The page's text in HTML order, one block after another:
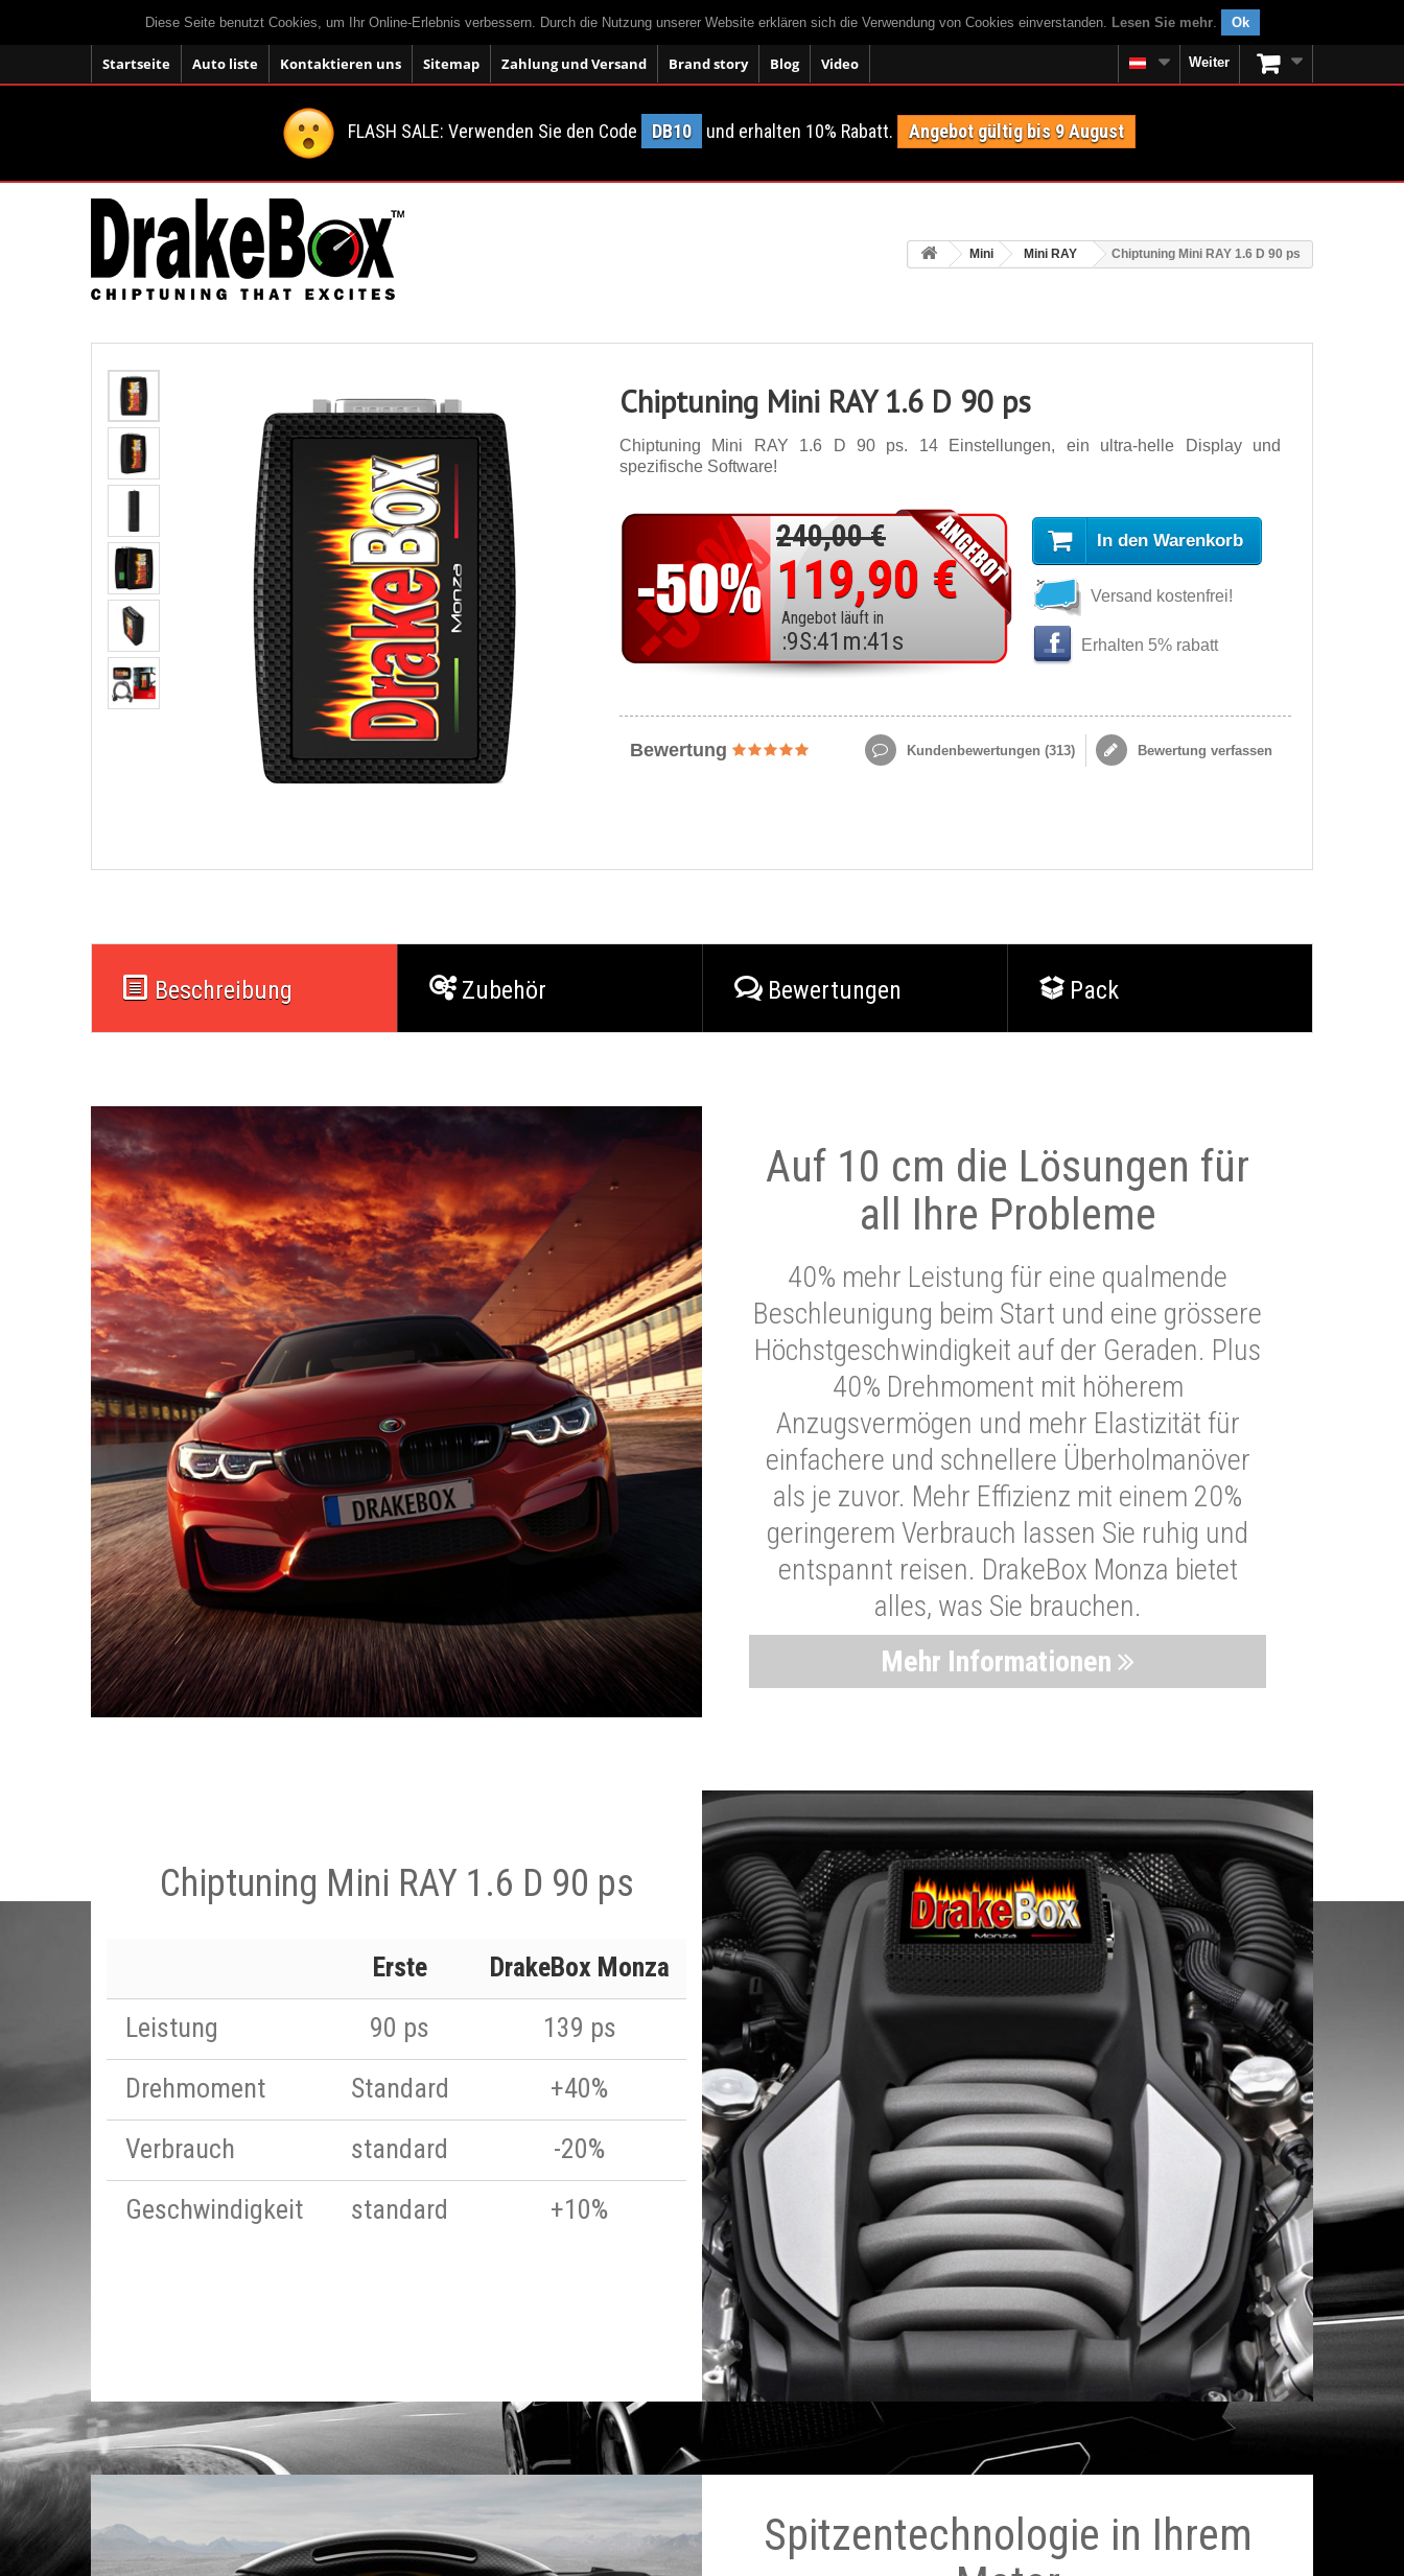
Diese Seite benutzt Cookies, um Ihr Online-Erlebnis verbessern. Durch die Nutzung unserer Website erklären sich die Verwendung von Cookies einverstanden. Lesen Sie mehr. Ok
Startseite Auto liste Kontaktieren uns Sitemap Zahlung und Versand Brand story Blog Video Weiter
FLASH SALE: Verwenden Sie den Code DB10 und erhalten 10% Rabatt. Angebot gültig bis 9 August
Mini Mini RAY Chiptuning Mini RAY 1.6 D 90 ps
Chiptuning Mini RAY 1.6 D 90 ps
Chiptuning Mini RAY 1.6 D 90 ps. 14 Einstellungen, ein ultra-helle Display und
spezifische Software!
240,00 €
119,90 €
Angebot läuft in
:9S:41 m:39 s
In den Warenkorb
Versand kostenfrei!
Erhalten 5% rabatt
Bewertung Kundenbewertungen (313) Bewertung verfassen
Beschreibung Zubehör Bewertungen Pack
Auf 10 cm die Lösungen für
all Ihre Probleme
40% mehr Leistung für eine qualmende
Beschleunigung beim Start und eine grössere
Höchstgeschwindigkeit auf der Geraden. Plus
40% Drehmoment mit höherem
Anzugsvermögen und mehr Elastizität für
einfachere und schnellere Überholmanöver
als je zuvor. Mehr Effizienz mit einem 20%
geringerem Verbrauch lassen Sie ruhig und
entspannt reisen. DrakeBox Monza bietet
alles, was Sie brauchen.
Mehr Informationen
Chiptuning Mini RAY 1.6 D 90 ps
Erste
DrakeBox Monza
Leistung
90 ps
139 ps
Drehmoment
Standard
+40%
Verbrauch
standard
-20%
Geschwindigkeit
standard +10%
Spitzentechnologie in Ihrem